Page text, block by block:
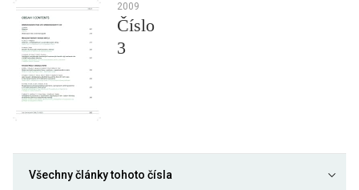
2009
Číslo
3
Všechny články tohoto čísla